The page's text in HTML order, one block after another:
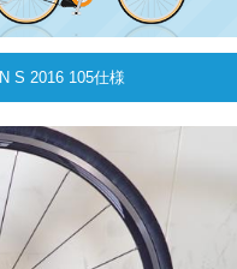
S 2016 105仕様